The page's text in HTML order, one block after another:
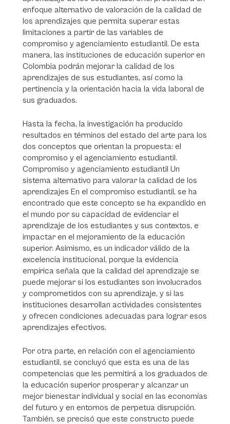
enfoque alternativo de valoración de la calidad de
los aprendizajes que permita superar estas
limitaciones a partir de las variables de
compromiso y agenciamiento estudiantil. De esta
manera, las instituciones de educación superior en
Colombia podrán mejorar la calidad de los
aprendizajes de sus estudiantes, así como la
pertinencia y la orientación hacia la vida laboral de
sus graduados.
Hasta la fecha, la investigación ha producido
resultados en términos del estado del arte para los
dos conceptos que orientan la propuesta: el
compromiso y el agenciamiento estudiantil.
Compromiso y agenciamiento estudiantil Un
sistema alternativo para valorar la calidad de los
aprendizajes En el compromiso estudiantil, se ha
encontrado que este concepto se ha expandido en
el mundo por su capacidad de evidenciar el
aprendizaje de los estudiantes y sus contextos, e
impactar en el mejoramiento de la educación
superior. Asimismo, es un indicador válido de la
excelencia institucional, porque la evidencia
empírica señala que la calidad del aprendizaje se
puede mejorar si los estudiantes son involucrados
y comprometidos con su aprendizaje, y si las
instituciones desarrollan actividades consistentes
y ofrecen condiciones adecuadas para lograr esos
aprendizajes efectivos.
Por otra parte, en relación con el agenciamiento
estudiantil, se concluyó que esta es una de las
competencias que les permitirá a los graduados de
la educación superior prosperar y alcanzar un
mejor bienestar individual y social en las economías
del futuro y en entornos de perpetua disrupción.
También, se precisó que este constructo puede